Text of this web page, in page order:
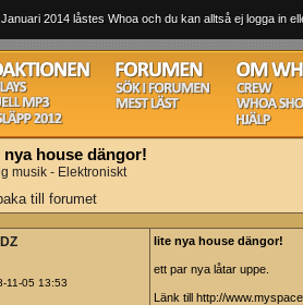
2014 låstes Whoa och du kan alltså ej logga in
nya house dängor!
musik - Elektroniskt
till forumet
11-05 13:53
lite nya house dängor!
ett par nya låtar uppe.
Länk till http://